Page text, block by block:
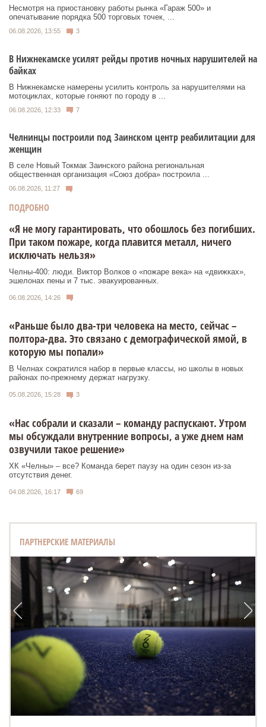
Несмотря на приостановку работы рынка «Гараж 500» и
опечатывание порядка 500 торговых точек, ...
06.08.2026, 13:55 3
В Нижнекамске усилят рейды против ночных нарушителей на
байках
В Нижнекамске намерены усилить контроль за нарушителями на
мотоциклах, которые гоняют по городу в ...
06.08.2026, 12:33 7
Челнинцы построили под Заинском центр реабилитации для
женщин
В селе Новый Токмак Заинского района региональная
общественная организация «Союз добра» построила ...
06.08.2026, 11:27
ПОДРОБНО
«Я не могу гарантировать, что обошлось без погибших.
При таком пожаре, когда плавится металл, ничего
исключать нельзя»
Челны-400: люди. Виктор Волков о «пожаре века» на «движках»,
эшелонах пены и 7 тыс. эвакуированных.
06.08.2026, 14:26
«Раньше было два-три человека на место, сейчас –
полтора-два. Это связано с демографической ямой, в
которую мы попали»
В Челнах сократился набор в первые классы, но школы в новых
районах по-прежнему держат нагрузку.
05.08.2026, 15:28 3
«Нас собрали и сказали – команду распускают. Утром
мы обсуждали внутренние вопросы, а уже днем нам
озвучили такое решение»
ХК «Челны» – все? Команда берет паузу на один сезон из-за
отсутствия денег.
04.08.2026, 16:17 69
ПАРТНЕРСКИЕ МАТЕРИАЛЫ